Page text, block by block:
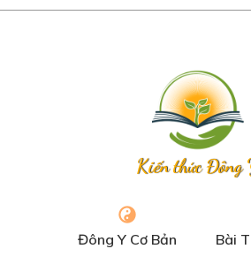
Kiến thức Đông
Đông Y Cơ Bản Bài